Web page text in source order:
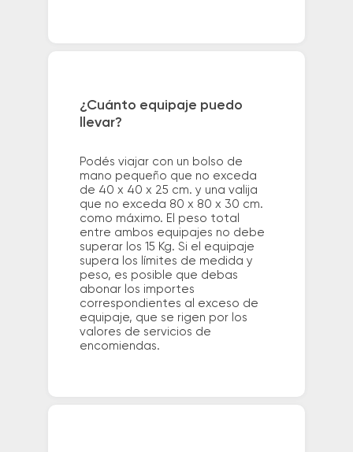
¿Cuánto equipaje puedo
llevar?
Podés viajar con un bolso de
mano pequeño que no exceda
de 40 x 40 x 25 cm. y una valija
que no exceda 80 x 80 x 30 cm.
como máximo. El peso total
entre ambos equipajes no debe
superar los 15 Kg. Si el equipaje
supera los límites de medida y
peso, es posible que debas
abonar los importes
correspondientes al exceso de
equipaje, que se rigen por los
valores de servicios de
encomiendas.